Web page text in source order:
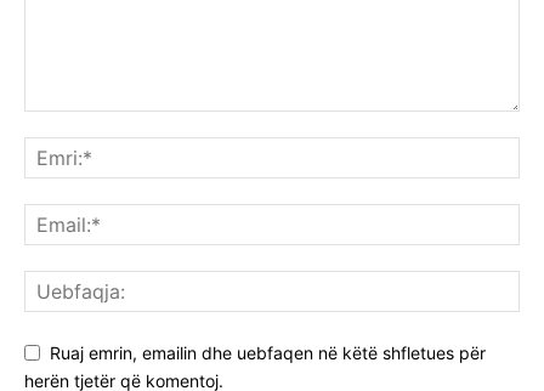
Ruaj emrin, emailin dhe uebfaqen në këtë shfletues për
herën tjetër që komentoj.